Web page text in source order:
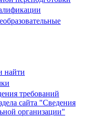
найти
требований
сайта "Сведения
организации"